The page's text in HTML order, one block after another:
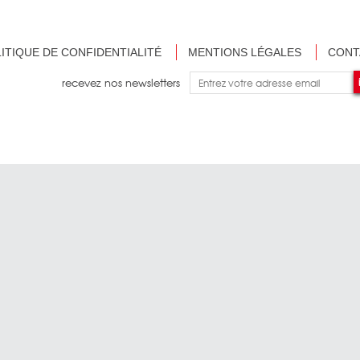
DE CONFIDENTIALITÉ MENTIONS LÉGALES
recevez nos newsletters